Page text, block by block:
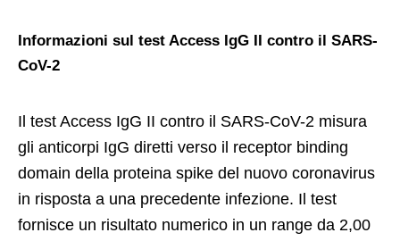
Informazioni sul test Access IgG II contro il SARS-
CoV-2
Il test Access IgG II contro il SARS-CoV-2 misura
gli anticorpi IgG diretti verso il receptor binding
domain della proteina spike del nuovo coronavirus
in risposta a una precedente infezione. Il test
fornisce un risultato numerico in un range da 2,00